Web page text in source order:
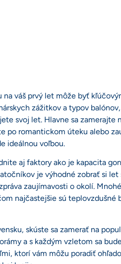
na váš prvý let môže byť
zážitkov a typov
svoj let. Hlavne sa
po romantickom úteku alebo
ideálnou voľbou.
aj faktory ako je kapacita
je výhodné zobrať si
zaujímavosti o okolí.
najčastejšie sú teplovzdušné
skúste sa zamerať na
a s každým vzletom sa
ktorí vám môžu poradiť